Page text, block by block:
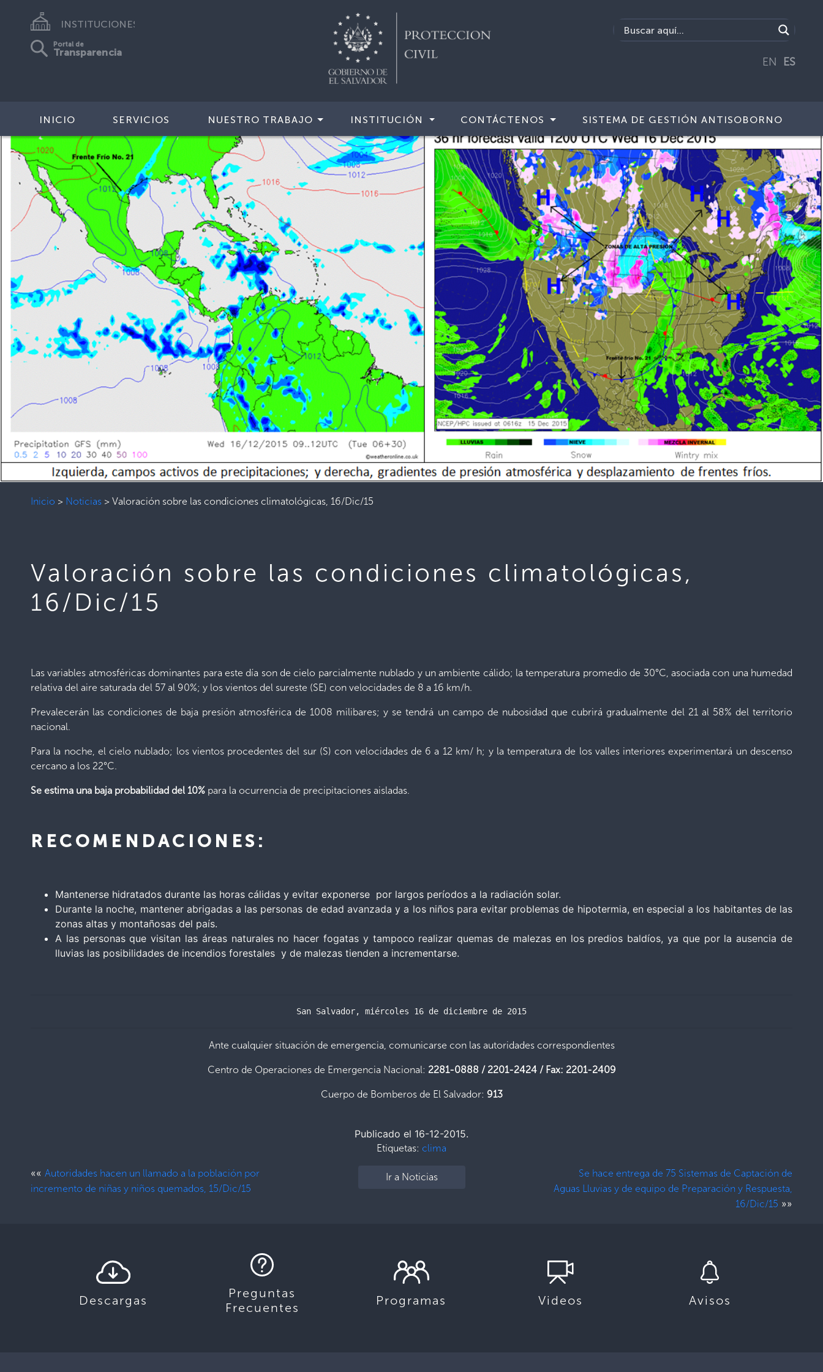
INSTITUCIONES
Portal de
Transparencia
EN ES
INICIO SERVICIOS NUESTRO TRABAJO INSTITUCIÓN CONTÁCTENOS SISTEMA DE GESTIÓN ANTISOBORNO
Inicio > Noticias > Valoración sobre las condiciones climatológicas, 16/Dic/15
Valoración sobre las condiciones climatológicas,
16/Dic/15
Las variables atmosféricas dominantes para este día son de cielo parcialmente nublado y un ambiente cálido; la temperatura promedio de 30°C, asociada con una humedad
relativa del aire saturada del 57 al 90%; y los vientos del sureste (SE) con velocidades de 8 a 16 km/h.
Prevalecerán las condiciones de baja presión atmosférica de 1008 milibares; y se tendrá un campo de nubosidad que cubrirá gradualmente del 21 al 58% del territorio
nacional.
Para la noche, el cielo nublado; los vientos procedentes del sur (S) con velocidades de 6 a 12 km/ h; y la temperatura de los valles interiores experimentará un descenso
cercano a los 22°C.
Se estima una baja probabilidad del 10% para la ocurrencia de precipitaciones aisladas.
RECOMENDACIONES:
Mantenerse hidratados durante las horas cálidas y evitar exponerse por largos períodos a la radiación solar.
Durante la noche, mantener abrigadas a las personas de edad avanzada y a los niños para evitar problemas de hipotermia, en especial a los habitantes de las
zonas altas y montañosas del país.
A las personas que visitan las áreas naturales no hacer fogatas y tampoco realizar quemas de malezas en los predios baldíos, ya que por la ausencia de
lluvias las posibilidades de incendios forestales y de malezas tienden a incrementarse.
San Salvador, miércoles 16 de diciembre de 2015
Ante cualquier situación de emergencia, comunicarse con las autoridades correspondientes
Centro de Operaciones de Emergencia Nacional: 2281-0888 / 2201-2424 / Fax: 2201-2409
Cuerpo de Bomberos de El Salvador: 913
Publicado el 16-12-2015.
Etiquetas: clima
«« Autoridades hacen un llamado a la población por
incremento de niñas y niños quemados, 15/Dic/15
Ir a Noticias
Se hace entrega de 75 Sistemas de Captación de
Aguas Lluvias y de equipo de Preparación y Respuesta,
16/Dic/15 »»
Descargas
Preguntas
Frecuentes
Programas Videos Avisos